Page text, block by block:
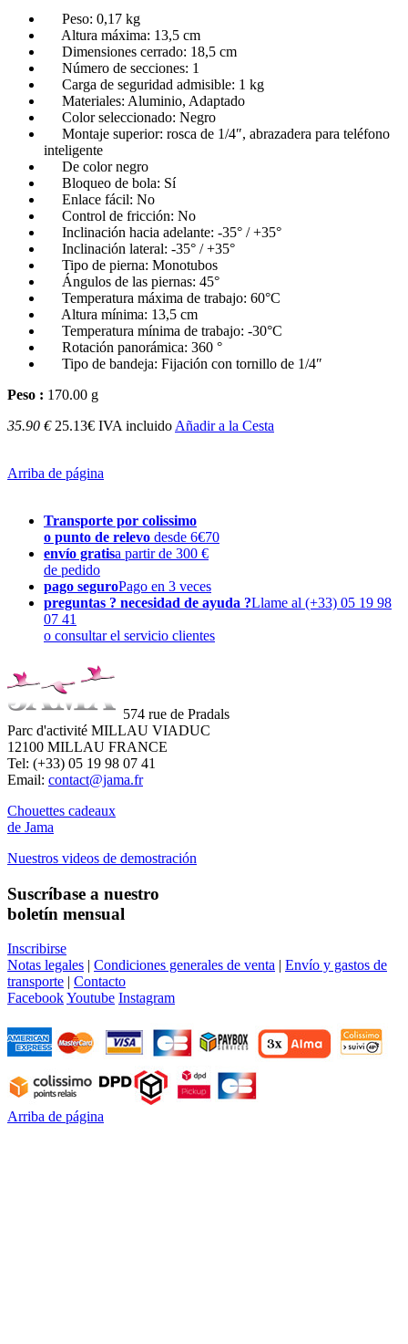
Peso: 0,17 kg
Altura máxima: 13,5 cm
Dimensiones cerrado: 18,5 cm
Número de secciones: 1
Carga de seguridad admisible: 1 kg
Materiales: Aluminio, Adaptado
Color seleccionado: Negro
Montaje superior: rosca de 1/4″, abrazadera para teléfono
inteligente
De color negro
Bloqueo de bola: Sí
Enlace fácil: No
Control de fricción: No
Inclinación hacia adelante: -35° / +35°
Inclinación lateral: -35° / +35°
Tipo de pierna: Monotubos
Ángulos de las piernas: 45°
Temperatura máxima de trabajo: 60°C
Altura mínima: 13,5 cm
Temperatura mínima de trabajo: -30°C
Rotación panorámica: 360 °
Tipo de bandeja: Fijación con tornillo de 1/4″
Peso : 170.00 g
35.90 € 25.13€ IVA incluido Añadir a la Cesta
Arriba de página
Transporte por colissimo
o punto de relevo desde 6€70
envío gratisa partir de 300 €
de pedido
pago seguroPago en 3 veces
preguntas ? necesidad de ayuda ?Llame al (+33) 05 19 98
07 41
o consultar el servicio clientes
574 rue de Pradals
Parc d'activité MILLAU VIADUC
12100 MILLAU FRANCE
Tel: (+33) 05 19 98 07 41
Email: contact@jama.fr
Chouettes cadeaux
de Jama
Nuestros videos de demostración
Suscríbase a nuestro
boletín mensual
Inscribirse
Notas legales | Condiciones generales de venta | Envío y gastos de
transporte | Contacto
FacebookYoutube Instagram
Arriba de página